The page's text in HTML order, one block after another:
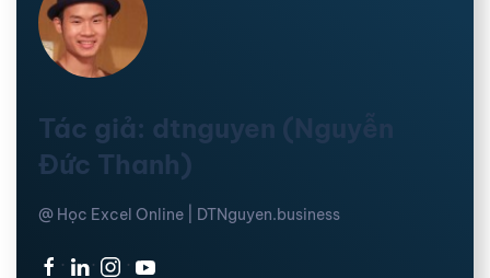
Tác giả: dtnguyen (Nguyễn
Đức Thanh)
@ Học Excel Online | DTNguyen.business
· · ·